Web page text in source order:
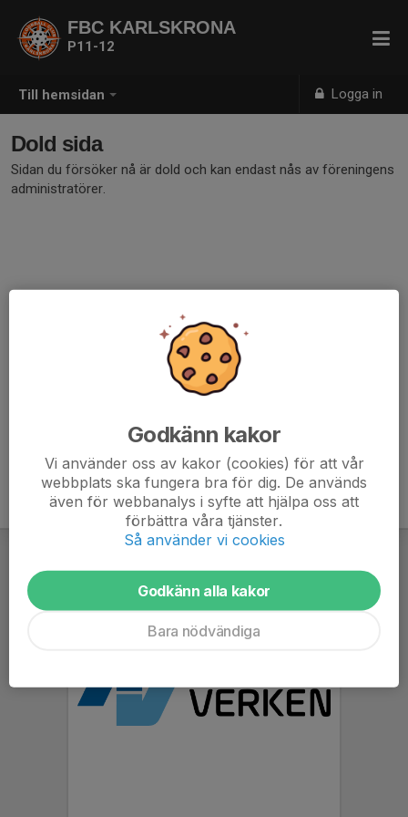
Till hemsidan Logga in
FBC KARLSKRONA
P11-12
Dold sida
Sidan du försöker nå är dold och kan endast nås av föreningens
administratörer.
Godkänn kakor
Vi använder oss av kakor (cookies) för att vår
webbplats ska fungera bra för dig. De används
även för webbanalys i syfte att hjälpa oss att
förbättra våra tjänster.
Så använder vi cookies
Godkänn alla kakor
Bara nödvändiga